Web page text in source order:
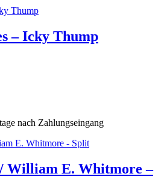
– Icky Thump
nach Zahlungseingang
William E. Whitmore –